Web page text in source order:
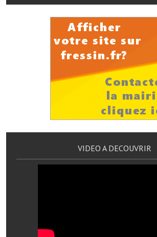
Services publics communaux
Démarches administratives
Terrains et maisons à vendre
Equipements sportifs
VIDEO A DECOUVRIR